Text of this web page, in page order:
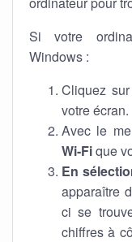
Si votre
Windows :
Cliquez
votre écran.
Avec le
Wi-Fique
En
apparaître
ci se
chiffres à